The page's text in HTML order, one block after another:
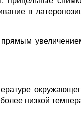
в
низкой